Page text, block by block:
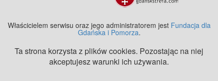
Właścicielem serwisu oraz jego administratorem jest Fundacja dla
Gdańska i Pomorza.
Ta strona korzysta z plików cookies. Pozostając na niej
akceptujesz warunki ich używania.